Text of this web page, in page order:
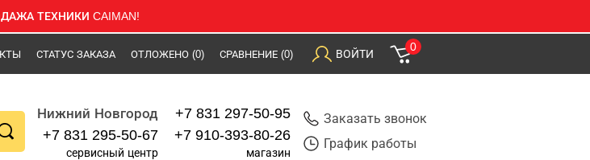
ТЕХНИКИ CAIMAN!
СТАТУС ЗАКАЗА ОТЛОЖЕНО (0) СРАВНЕНИЕ (0) ВОЙТИ
0
Нижний Новгород
+7 831 295-50-67
сервисный центр
+7 831 297-50-95
+7 910-393-80-26
магазин
Заказать звонок
График работы